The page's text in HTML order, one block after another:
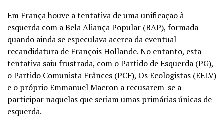
Em França houve a tentativa de uma unificação à
esquerda com a Bela Aliança Popular (BAP), formada
quando ainda se especulava acerca da eventual
recandidatura de François Hollande. No entanto, esta
tentativa saiu frustrada, com o Partido de Esquerda (PG),
o Partido Comunista Frânces (PCF), Os Ecologistas (EELV)
e o próprio Emmanuel Macron a recusarem-se a
participar naquelas que seriam umas primárias únicas de
esquerda.